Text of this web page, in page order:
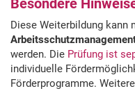
Besondere
Diese Weiterbildung kann
werden. Die Prüfung ist
individuelle
Förderprogramme.